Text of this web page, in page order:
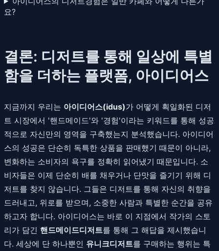
요?
결론: 디저트를 통해 일상에 특별
함을 더하는 플랫폼, 아이디어스
지금까지 우리는 아이디어스(idus)가 어떻게 획일화된 디저
트 시장에서 '핸드메이드'와 '경험'이라는 키워드를 통해 성공
적으로 자신만의 영역을 구축했는지 분석했습니다. 아이디어
스의 성공은 단순히 독특한 상품을 판매했기 때문이 아니라,
변화하는 소비자의 욕구를 정확히 읽어냈기 때문입니다. 소
비자들은 이제 단순히 배를 채우거나 단맛을 즐기기 위해 디
저트를 찾지 않습니다. 그들은 디저트를 통해 자신의 취향을
드러내고, 위로를 받으며, 소중한 사람과 특별한 순간을 공유
하고자 합니다. 아이디어스는 바로 이 지점에서 작가의 스토
리가 담긴 핸드메이드디저트를 통해 그 해답을 제시했습니
다. 세상에 단 하나뿐인 유니크디저트를 구매하는 행위는 특